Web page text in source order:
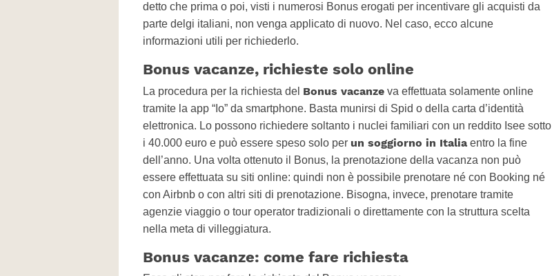
detto che prima o poi, visti i numerosi Bonus erogati per incentivare gli acquisti da
parte delgi italiani, non venga applicato di nuovo. Nel caso, ecco alcune
informazioni utili per richiederlo.
Bonus vacanze, richieste solo online
La procedura per la richiesta del Bonus vacanze va effettuata solamente online
tramite la app “Io” da smartphone. Basta munirsi di Spid o della carta d’identità
elettronica. Lo possono richiedere soltanto i nuclei familiari con un reddito Isee sotto
i 40.000 euro e può essere speso solo per un soggiorno in Italia entro la fine
dell’anno. Una volta ottenuto il Bonus, la prenotazione della vacanza non può
essere effettuata su siti online: quindi non è possibile prenotare né con Booking né
con Airbnb o con altri siti di prenotazione. Bisogna, invece, prenotare tramite
agenzie viaggio o tour operator tradizionali o direttamente con la struttura scelta
nella meta di villeggiatura.
Bonus vacanze: come fare richiesta